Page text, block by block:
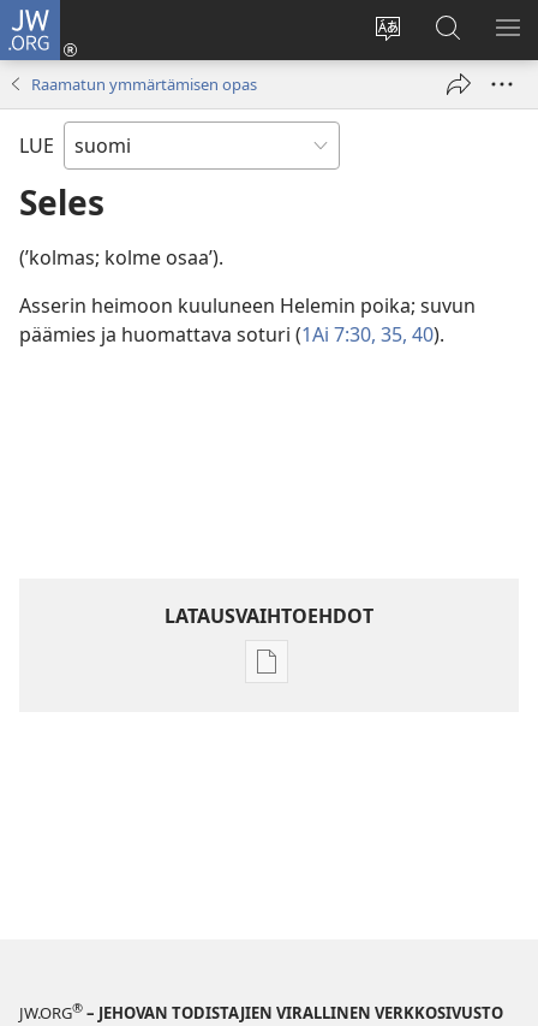
JW.ORG
Vaihda
sivuston
Kirjaudu
(avaa
Hae
JW.ORG-
sivustolta
Raamatun ymmärtämisen opas
LUE
Seles
(’kolmas; kolme osaa’).
Asserin heimoon kuuluneen Helemin poika; suvun
päämies ja huomattava soturi (1Ai 7:30, 35, 40).
LATAUSVAIHTOEHDOT
Julkaisujen
JW.ORG® – JEHOVAN TODISTAJIEN VIRALLINEN VERKKOSIVUSTO